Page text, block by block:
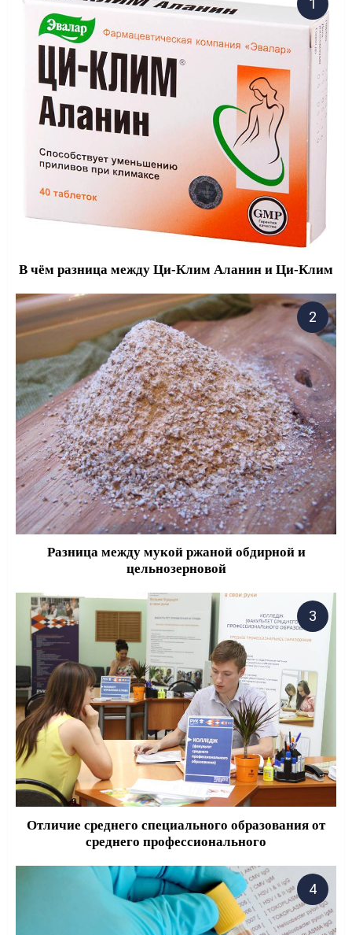
В чём разница между Ци-Клим Аланин и Ци-Клим
Разница между мукой ржаной обдирной и
цельнозерновой
Отличие среднего специального образования от
среднего профессионального